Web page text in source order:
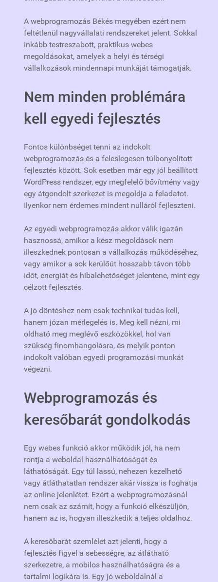
A webprogramozás Békés megyében ezért nem
feltétlenül nagyvállalati rendszereket jelent. Sokkal
inkább testreszabott, praktikus webes
megoldásokat, amelyek a helyi és térségi
vállalkozások mindennapi munkáját támogatják.
Nem minden problémára
kell egyedi fejlesztés
Fontos különbséget tenni az indokolt
webprogramozás és a feleslegesen túlbonyolított
fejlesztés között. Sok esetben már egy jól beállított
WordPress rendszer, egy megfelelő bővítmény vagy
egy átgondolt szerkezet is megoldja a feladatot.
Ilyenkor nem érdemes mindent nulláról fejleszteni.
Az egyedi webprogramozás akkor válik igazán
hasznossá, amikor a kész megoldások nem
illeszkednek pontosan a vállalkozás működéséhez,
vagy amikor a sok kerülőút hosszabb távon több
időt, energiát és hibalehetőséget jelentene, mint egy
célzott fejlesztés.
A jó döntéshez nem csak technikai tudás kell,
hanem józan mérlegelés is. Meg kell nézni, mi
oldható meg meglévő eszközökkel, hol van
szükség finomhangolásra, és melyik ponton
indokolt valóban egyedi programozási munkát
végezni.
Webprogramozás és
keresőbarát gondolkodás
Egy webes funkció akkor működik jól, ha nem
rontja a weboldal használhatóságát és
láthatóságát. Egy túl lassú, nehezen kezelhető
vagy átláthatatlan rendszer akár vissza is foghatja
az online jelenlétet. Ezért a webprogramozásnál
nem csak az számít, hogy a funkció elkészüljön,
hanem az is, hogyan illeszkedik a teljes oldalhoz.
A keresőbarát szemlélet azt jelenti, hogy a
fejlesztés figyel a sebességre, az átlátható
szerkezetre, a mobilos használhatóságra és a
tartalmi logikára is. Egy jó weboldalnál a